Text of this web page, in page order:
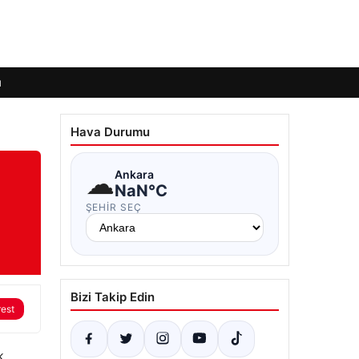
Hava Durumu
☁Ankara
NaN°C
ŞEHIR SEÇ
Bizi Takip Edin